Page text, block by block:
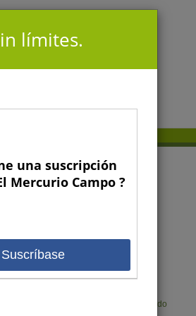
Economía y gestión
Gregorio Billikopf
Gonzalo Muñoz
Karen Meier Mellado
límites.
una suscripción
Mercurio Campo ?
Suscríbase